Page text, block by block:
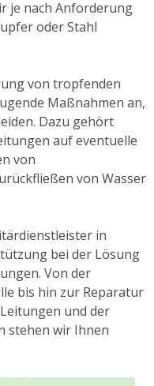
je nach Anforderung
oder Stahl
von tropfenden
Maßnahmen an,
Dazu gehört
auf eventuelle
von
von Wasser
in
bei der Lösung
Von der
bis hin zur Reparatur
und der
stehen wir Ihnen